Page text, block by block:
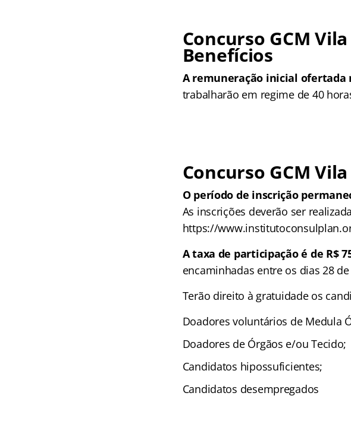
Concurso GCM
Benefícios
A remuneração inicial ofertada
trabalharão em regime de 40
Concurso GCM
O período de inscrição
As inscrições deverão ser
https://
A taxa de participação é de R$
encaminhadas entre os dias 28
Terão direito à gratuidade os
Doadores voluntários de Medula
Doadores de Órgãos e/ou Tecido;
Candidatos hipossuficientes;
Candidatos desempregados